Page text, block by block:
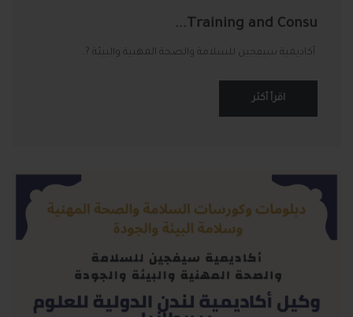
Training and Consu...
أكاديمية سيفجين للسلامة والصحة المهنية والبيئة ?...
اقرأ أكثر